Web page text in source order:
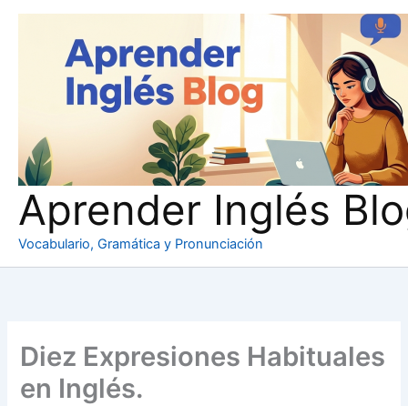
Aprender Inglés
Vocabulario, Gramática y Pronunciación
Diez Expresiones Habituales
en Inglés.